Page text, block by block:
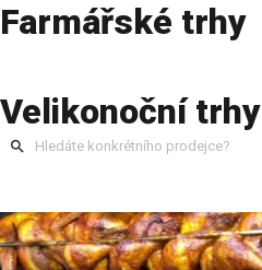
Farmářské trhy
Velikonoční trhy